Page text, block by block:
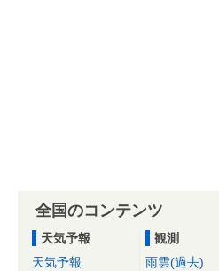
全国のコンテンツ
天気予報
天気予報
観測
雨雲(過去)